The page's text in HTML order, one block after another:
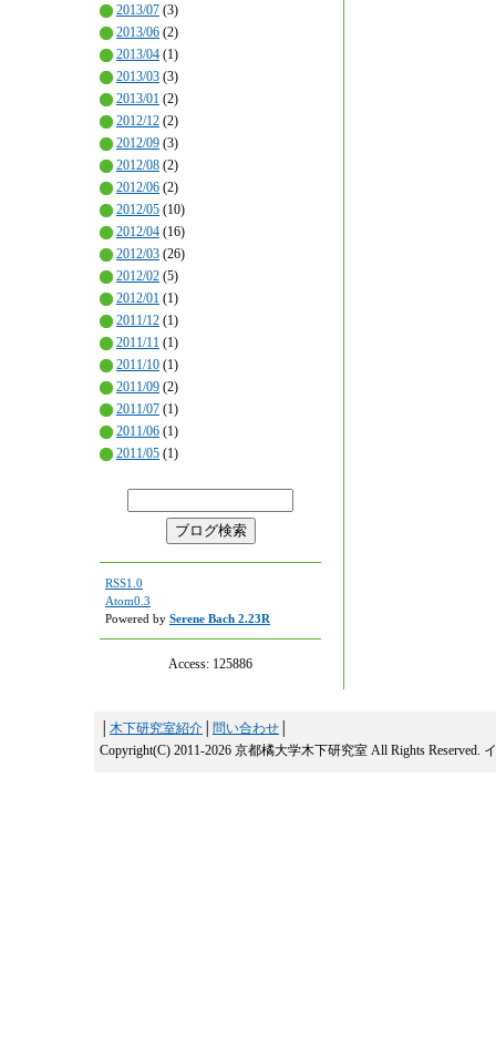
2013/07 (3)
2013/06 (2)
2013/04 (1)
2013/03 (3)
2013/01 (2)
2012/12 (2)
2012/09 (3)
2012/08 (2)
2012/06 (2)
2012/05 (10)
2012/04 (16)
2012/03 (26)
2012/02 (5)
2012/01 (1)
2011/12 (1)
2011/11 (1)
2011/10 (1)
2011/09 (2)
2011/07 (1)
2011/06 (1)
2011/05 (1)
RSS1.0
Atom0.3
Powered by Serene Bach 2.23R
Access: 125886
木下研究室紹介 問い合わせ
Copyright(C) 2011-2026 京都橘大学木下研究室 All Rights Reserved.